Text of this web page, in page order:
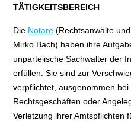
TÄTIGKEITSBEREICH
Die Notare (Rechtsanwälte
Mirko Bach) haben ihre
unparteiische Sachwalter der
erfüllen. Sie sind zur
verpflichtet, ausgenommen
Rechtsgeschäften oder
Verletzung ihrer Amtspflichten